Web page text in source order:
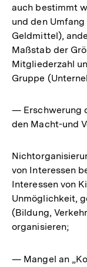
auch bestimmt
und den
Geldmittel),
Maßstab der
Mitgliederzahl
Gruppe
— Erschwerung
den Macht-und
von Interessen
Interessen von
Unmöglichkeit,
(Bildung,
organisieren;
— Mangel an